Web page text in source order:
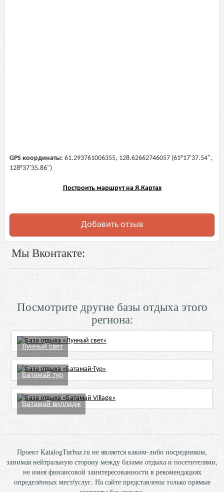
GPS координаты: 61.293761006355, 128.62662746057 (61°17'37.54",
128°37'35.86")
Построить маршрут на Я.Картах
Добавить отзыв
Мы Вконтакте:
Посмотрите другие базы отдыха этого
региона:
Лунный свет
Батамай тур
Батамай вилладж
Проект KatalogTurbaz.ru не является каким-либо посредником,
занимая нейтральную сторону между базами отдыха и посетителями,
не имея финансовой заинтересованности в рекомендациях
определённых мест/услуг. На сайте представлены только прямые